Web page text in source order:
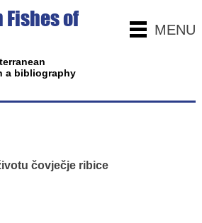
MENU
of
a bibliography
čovječje ribice